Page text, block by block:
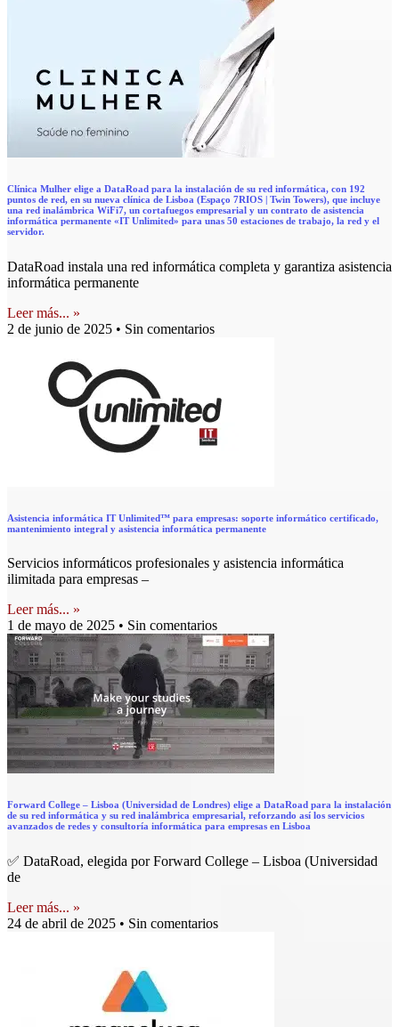
Clínica Mulher elige a DataRoad para la instalación de su red informática, con 192
puntos de red, en su nueva clínica de Lisboa (Espaço 7RIOS | Twin Towers), que incluye
una red inalámbrica WiFi7, un cortafuegos empresarial y un contrato de asistencia
informática permanente «IT Unlimited» para unas 50 estaciones de trabajo, la red y el
servidor.
DataRoad instala una red informática completa y garantiza asistencia
informática permanente
Leer más... »
2 de junio de 2025
Sin comentarios
Asistencia informática IT Unlimited™ para empresas: soporte informático certificado,
mantenimiento integral y asistencia informática permanente
Servicios informáticos profesionales y asistencia informática
ilimitada para empresas –
Leer más... »
1 de mayo de 2025
Sin comentarios
Forward College – Lisboa (Universidad de Londres) elige a DataRoad para la instalación
de su red informática y su red inalámbrica empresarial, reforzando así los servicios
avanzados de redes y consultoría informática para empresas en Lisboa
✅ DataRoad, elegida por Forward College – Lisboa (Universidad
de
Leer más... »
24 de abril de 2025
Sin comentarios